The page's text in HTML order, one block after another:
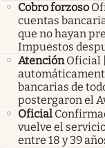
Cobro forzoso
cuentas
que no hayan
Impuestos
Atención Oficial
bancarias de
postergaron el
Oficial
vuelve el
entre 18 y 39